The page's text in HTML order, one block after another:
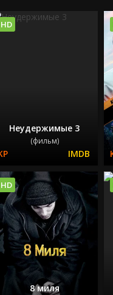
Неудержимые 3
(фильм)
HD
8 миля
HD